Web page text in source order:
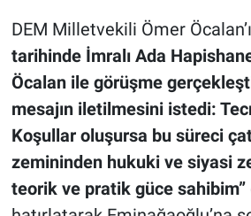
DEM Milletvekili Ömer
tarihinde İmralı Ada
Öcalan ile görüşme
mesajın iletilmesini istedi:
Koşullar oluşursa bu süreci
zemininden hukuki ve siyasi
teorik ve pratik güce sahibim”